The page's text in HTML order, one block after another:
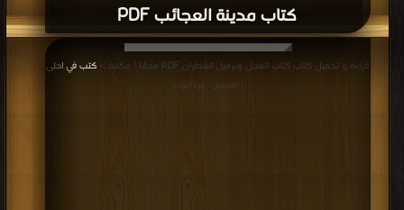
كتاب مدينة العجائب PDF
قراءة و تحميل كتاب كتاب العجل وبرميل القطران PDF مجانا | مكتبة > كتب في احلى
| التحميل : مرة/مرات